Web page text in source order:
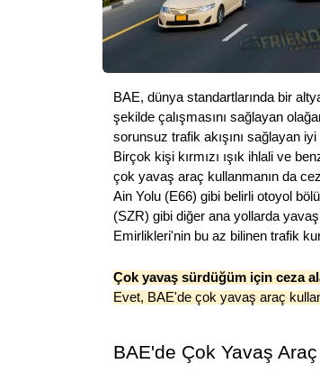
BAE, dünya standartlarında bir
şekilde çalışmasını sağlayan
sorunsuz trafik akışını sağlayan
Birçok kişi kırmızı ışık ihlali ve
çok yavaş araç kullanmanın da
Ain Yolu (E66) gibi belirli otoyol
(SZR) gibi diğer ana yollarda
Emirlikleri'nin bu az bilinen trafik
Çok yavaş sürdüğüm için ceza
Evet, BAE'de çok yavaş araç
BAE'de Çok Yavaş Araç